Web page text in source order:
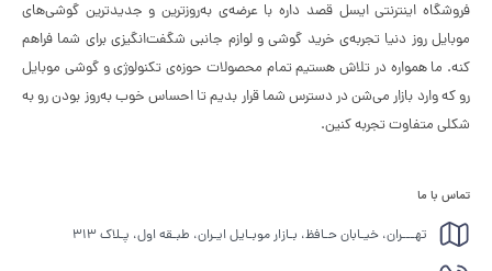
فروشگاه اینترنتی ایسل قصد داره با عرضه‌ی به‌روزترین و جدیدترین گوشی‌های
موبایل روز دنیا تجربه‌ی خرید گوشی و لوازم جانبی شگفت‌انگیزی برای شما فراهم
کنه. ما همواره در تلاش هستیم تمام محصولات حوزه‌ی تکنولوژی و گوشی موبایل
رو که وارد بازار می‌شن در دسترس شما قرار بدیم تا احساس خوب به‌روز بودن رو به
شکلی متفاوت تجربه کنین.
تماس با ما
تهـــران، خیـابان حـافظ، بـازار موبـایل ایـران، طبـقه اول، پـلاک ۳۱۳